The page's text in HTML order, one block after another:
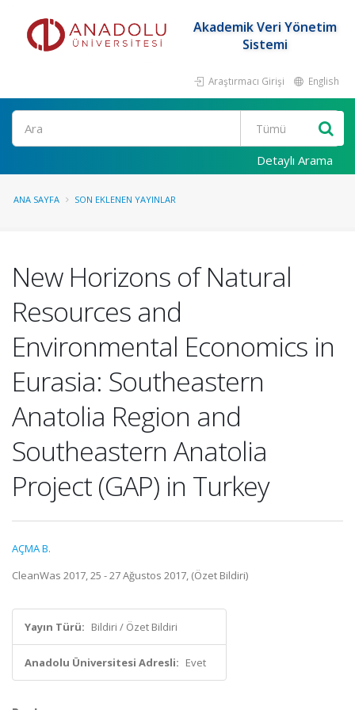
Akademik Veri Yönetim
Sistemi
Araştırmacı Girişi English
Ara
Detaylı Arama
ANA SAYFA SON EKLENEN YAYINLAR
New Horizons of Natural
Resources and
Environmental Economics in
Eurasia: Southeastern
Anatolia Region and
Southeastern Anatolia
Project (GAP) in Turkey
AÇMA B.
CleanWas 2017, 25 - 27 Ağustos 2017, (Özet Bildiri)
Yayın Türü: Bildiri / Özet Bildiri
Anadolu Üniversitesi Adresli: Evet